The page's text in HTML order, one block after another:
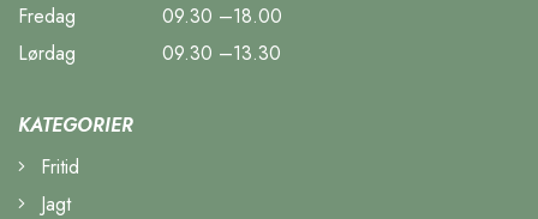
Fredag
09.30 –18.00
Lørdag
09.30 –13.30
KATEGORIER
Fritid
Jagt